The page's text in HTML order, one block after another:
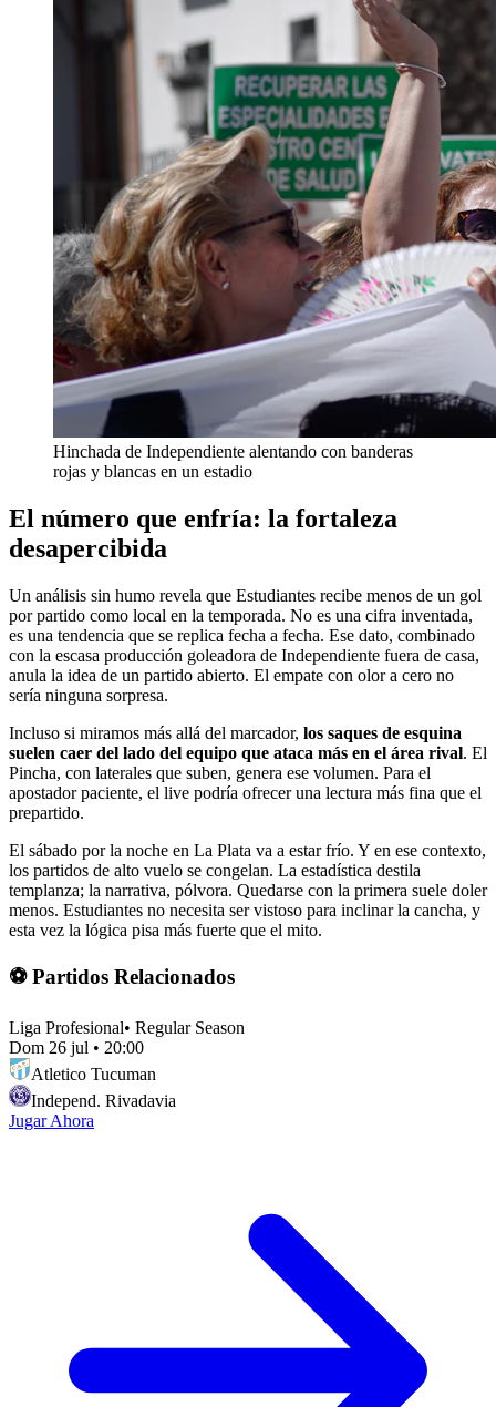
Hinchada de Independiente alentando con banderas
rojas y blancas en un estadio
El número que enfría: la fortaleza
desapercibida
Un análisis sin humo revela que Estudiantes recibe menos de un gol
por partido como local en la temporada. No es una cifra inventada,
es una tendencia que se replica fecha a fecha. Ese dato, combinado
con la escasa producción goleadora de Independiente fuera de casa,
anula la idea de un partido abierto. El empate con olor a cero no
sería ninguna sorpresa.
Incluso si miramos más allá del marcador, los saques de esquina
suelen caer del lado del equipo que ataca más en el área rival. El
Pincha, con laterales que suben, genera ese volumen. Para el
apostador paciente, el live podría ofrecer una lectura más fina que el
prepartido.
El sábado por la noche en La Plata va a estar frío. Y en ese contexto,
los partidos de alto vuelo se congelan. La estadística destila
templanza; la narrativa, pólvora. Quedarse con la primera suele doler
menos. Estudiantes no necesita ser vistoso para inclinar la cancha, y
esta vez la lógica pisa más fuerte que el mito.
⚽ Partidos Relacionados
Liga Profesional• Regular Season
Dom 26 jul • 20:00
Atletico Tucuman
Independ. Rivadavia
Jugar Ahora